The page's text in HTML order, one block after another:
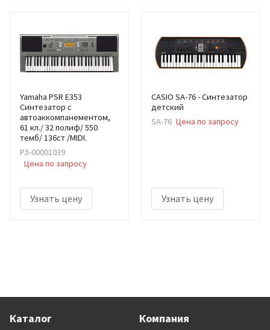
Yamaha PSR E353
Синтезатор с
автоаккомпанементом,
61 кл./ 32 полиф/ 550
темб/ 136ст /MIDI.
РЗ-00001039
Цена по запросу
Узнать цену
CASIO SA-76 - Синтезатор
детский
SA-76 Цена по запросу
Узнать цену
Каталог Компания